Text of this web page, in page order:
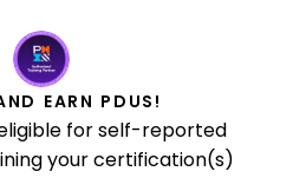
EARN PDUS!
for self-reported
your certification(s)